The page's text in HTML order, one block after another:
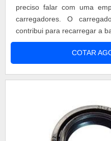
preciso falar com uma
carregadores. O
contribui para recarregar a
ter sido arriada. Antes de
para realizar uma carga, é
tempo que você tem
COTAR